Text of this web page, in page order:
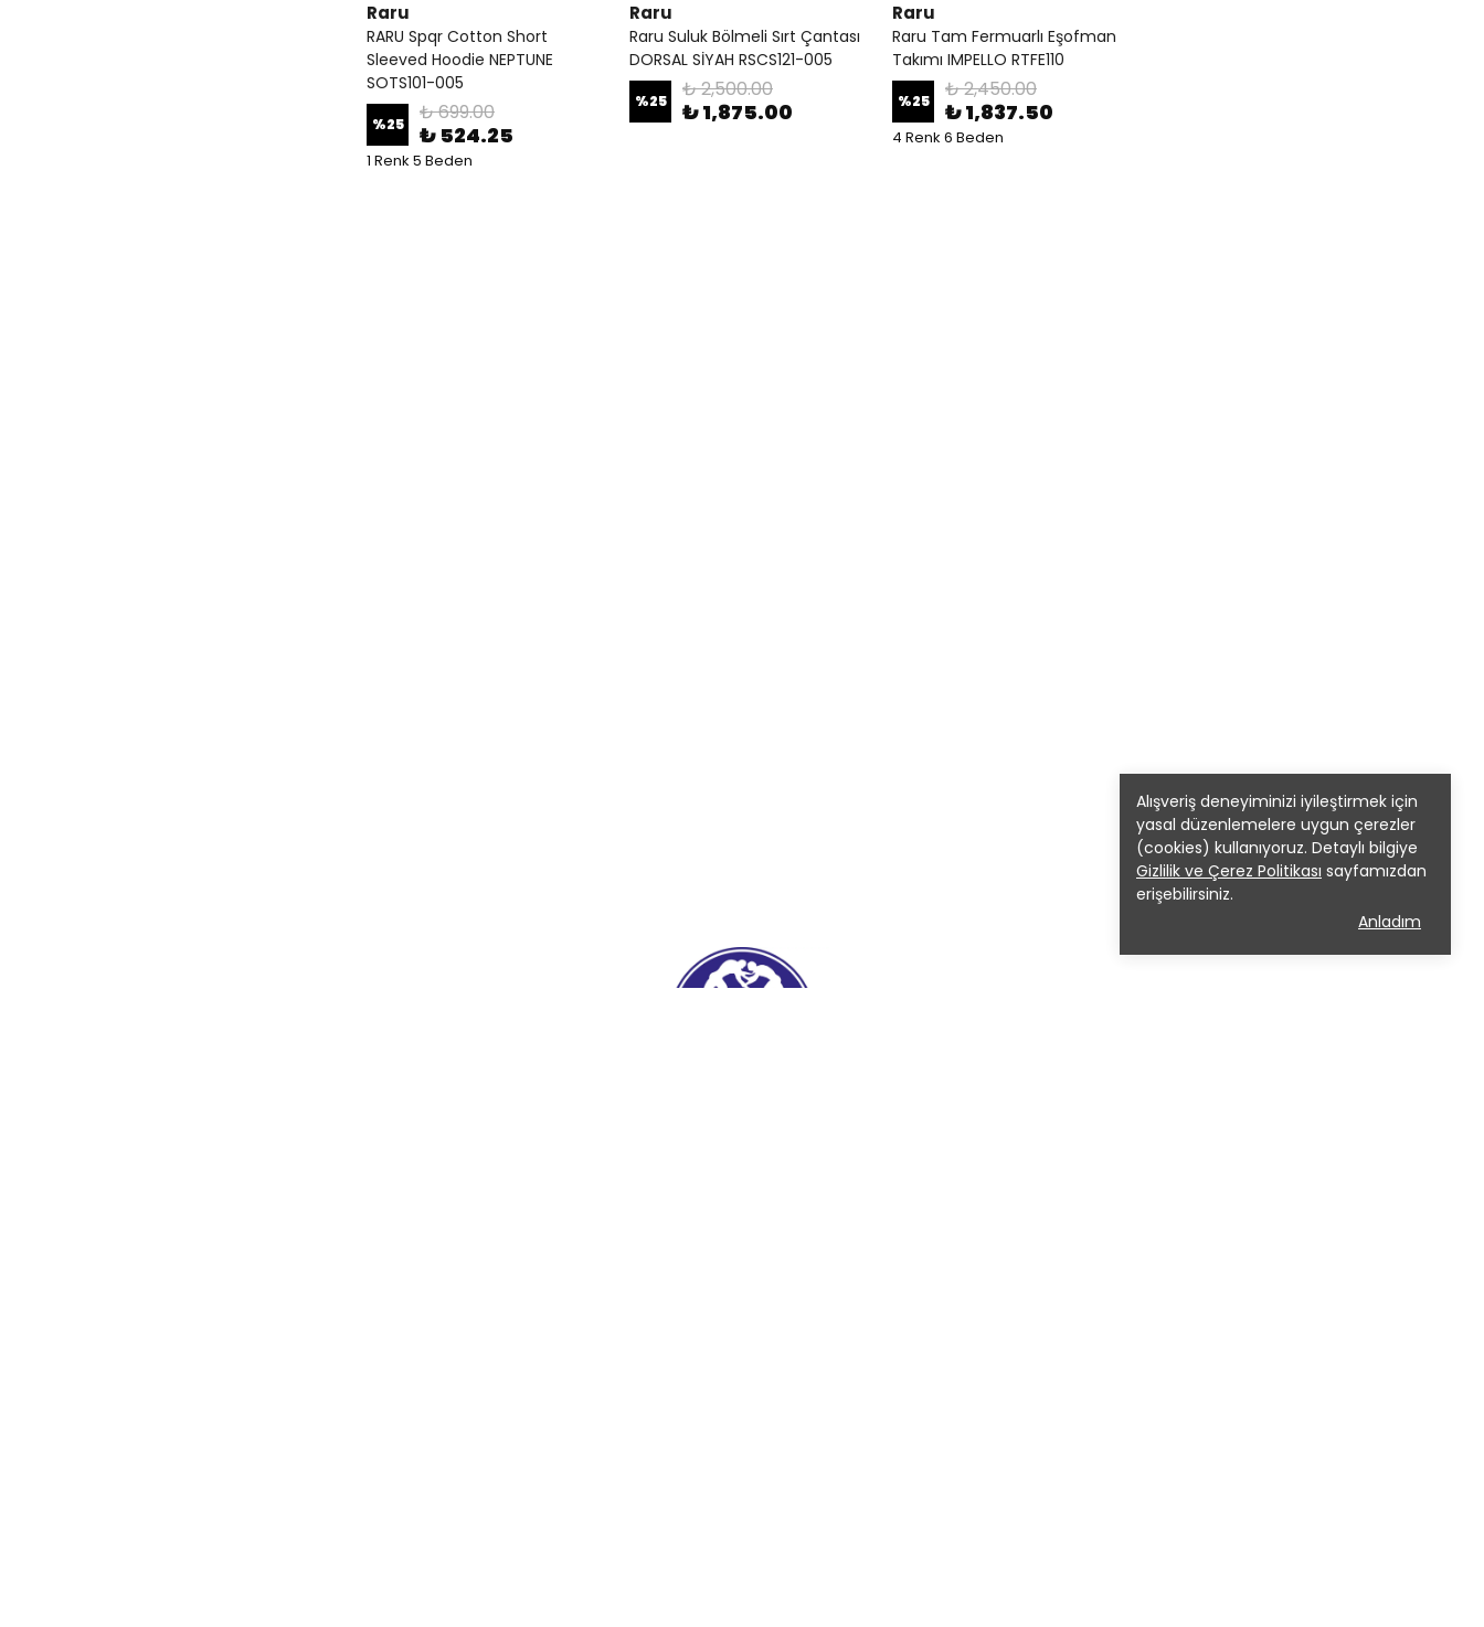
Alışveriş deneyiminizi iyileştirmek için
yasal düzenlemelere uygun çerezler
(cookies) kullanıyoruz. Detaylı bilgiye
Gizlilik ve Çerez Politikası sayfamızdan
erişebilirsiniz.
Anladım
Raru
RARU Spqr Cotton Short
Sleeved Hoodie NEPTUNE
SOTS101-005
%25 ₺ 699.00
₺ 524.25
1 Renk 5 Beden
Raru
Raru Suluk Bölmeli Sırt Çantası
DORSAL SİYAH RSCS121-005
%25 ₺ 2,500.00
₺ 1,875.00
Raru
Raru Tam Fermuarlı Eşofman
Takımı IMPELLO RTFE110
%25 ₺ 2,450.00
₺ 1,837.50
4 Renk 6 Beden